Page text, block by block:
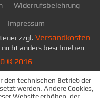
Widerrufsbelehrung
Impressum
zzgl. Versandkosten
anders beschrieben
© 2016
den technischen Betrieb der
werden. Andere Cookies,